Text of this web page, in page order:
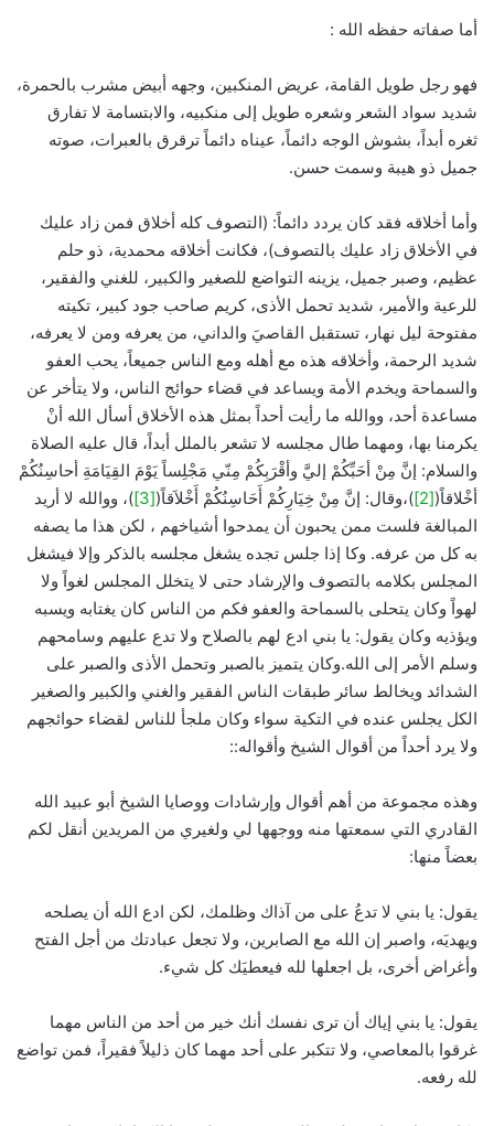
أما صفاته حفظه الله :
فهو رجل طويل القامة، عريض المنكبين، وجهه أبيض مشرب بالحمرة،
شديد سواد الشعر وشعره طويل إلى منكبيه، والابتسامة لا تفارق
ثغره أبداً، بشوش الوجه دائماً، عيناه دائماً ترقرق بالعبرات، صوته
جميل ذو هيبة وسمت حسن.
وأما أخلاقه فقد كان يردد دائماً: (التصوف كله أخلاق فمن زاد عليك
في الأخلاق زاد عليك بالتصوف)، فكانت أخلاقه محمدية، ذو حلم
عظيم، وصبر جميل، يزينه التواضع للصغير والكبير، للغني والفقير،
للرعية والأمير، شديد تحمل الأذى، كريم صاحب جود كبير، تكيته
مفتوحة ليل نهار، تستقبل القاصيَ والداني، من يعرفه ومن لا يعرفه،
شديد الرحمة، وأخلاقه هذه مع أهله ومع الناس جميعاً، يحب العفو
والسماحة ويخدم الأمة ويساعد في قضاء حوائج الناس، ولا يتأخر عن
مساعدة أحد، ووالله ما رأيت أحداً بمثل هذه الأخلاق أسأل الله أنْ
يكرمنا بها، ومهما طال مجلسه لا تشعر بالملل أبداً، قال عليه الصلاة
والسلام: إنَّ مِنْ أحَبِّكُمْ إليَّ وأقْرَبِكُمْ مِنّي مَجْلِساً يَوْمَ القِيَامَةِ أحاسِنُكُمْ
أخْلاقاً([2] )،وقال: إنَّ مِنْ خِيَارِكُمْ أَحَاسِنُكُمْ أَخْلاَقاً([3]
)، ووالله لا أريد
المبالغة فلست ممن يحبون أن يمدحوا أشياخهم ، لكن هذا ما يصفه
به كل من عرفه. وكا إذا جلس تجده يشغل مجلسه بالذكر وإلا فيشغل
المجلس بكلامه بالتصوف والإرشاد حتى لا يتخلل المجلس لغواً ولا
لهواً وكان يتحلى بالسماحة والعفو فكم من الناس كان يغتابه ويسبه
ويؤذيه وكان يقول: يا بني ادع لهم بالصلاح ولا تدع عليهم وسامحهم
وسلم الأمر إلى الله.وكان يتميز بالصبر وتحمل الأذى والصبر على
الشدائد ويخالط سائر طبقات الناس الفقير والغني والكبير والصغير
الكل يجلس عنده في التكية سواء وكان ملجأ للناس لقضاء حوائجهم
ولا يرد أحداً من أقوال الشيخ وأقواله::
وهذه مجموعة من أهم أقوال وإرشادات ووصايا الشيخ أبو عبيد الله
القادري التي سمعتها منه ووجهها لي ولغيري من المريدين أنقل لكم
بعضاً منها:
يقول: يا بني لا تدعُ على من آذاك وظلمك، لكن ادع الله أن يصلحه
ويهديَه، واصبر إن الله مع الصابرين، ولا تجعل عبادتك من أجل الفتح
وأغراض أخرى، بل اجعلها لله فيعطيَك كل شيء.
يقول: يا بني إياك أن ترى نفسك أنك خير من أحد من الناس مهما
غرقوا بالمعاصي، ولا تتكبر على أحد مهما كان ذليلاً فقيراً، فمن تواضع
لله رفعه.